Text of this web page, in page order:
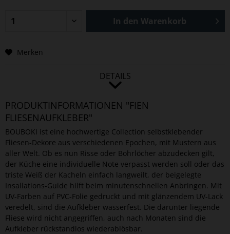
In den Warenkorb
Merken
DETAILS
PRODUKTINFORMATIONEN "FIEN
FLIESENAUFKLEBER"
BOUBOKI ist eine hochwertige Collection selbstklebender
Fliesen-Dekore aus verschiedenen Epochen, mit Mustern aus
aller Welt. Ob es nun Risse oder Bohrlöcher abzudecken gilt,
der Küche eine individuelle Note verpasst werden soll oder das
triste Weiß der Kacheln einfach langweilt, der beigelegte
Insallations-Guide hilft beim minutenschnellen Anbringen. Mit
UV-Farben auf PVC-Folie gedruckt und mit glänzendem UV-Lack
veredelt, sind die Aufkleber wasserfest. Die darunter liegende
Fliese wird nicht angegriffen, auch nach Monaten sind die
Aufkleber rückstandlos wiederablösbar.